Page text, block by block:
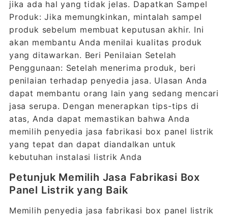
jika ada hal yang tidak jelas. Dapatkan Sampel
Produk: Jika memungkinkan, mintalah sampel
produk sebelum membuat keputusan akhir. Ini
akan membantu Anda menilai kualitas produk
yang ditawarkan. Beri Penilaian Setelah
Penggunaan: Setelah menerima produk, beri
penilaian terhadap penyedia jasa. Ulasan Anda
dapat membantu orang lain yang sedang mencari
jasa serupa. Dengan menerapkan tips-tips di
atas, Anda dapat memastikan bahwa Anda
memilih penyedia jasa fabrikasi box panel listrik
yang tepat dan dapat diandalkan untuk
kebutuhan instalasi listrik Anda
Petunjuk Memilih Jasa Fabrikasi Box
Panel Listrik yang Baik
Memilih penyedia jasa fabrikasi box panel listrik